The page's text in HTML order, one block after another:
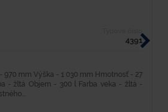
4391
970 mm Výška - 1 030 mm Hmotnosť - 27
- žltá Objem - 300 l Farba veka - žltá -